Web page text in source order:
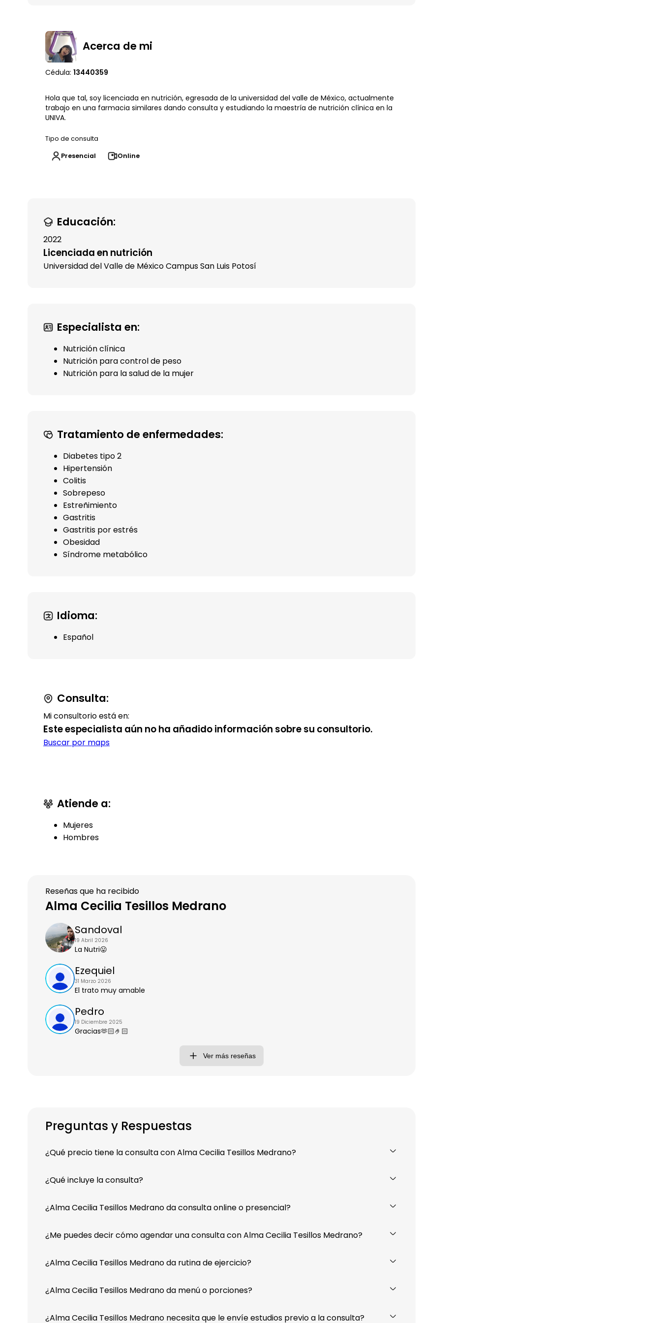
Acerca de mi
Cédula: 13440359
Hola que tal, soy licenciada en nutrición, egresada de la universidad del valle de México, actualmente
trabajo en una farmacia similares dando consulta y estudiando la maestría de nutrición clínica en la
UNIVA.
Tipo de consulta
Presencial Online
Educación:
2022
Licenciada en nutrición
Universidad del Valle de México Campus San Luis Potosí
Especialista en:
Nutrición clínica
Nutrición para control de peso
Nutrición para la salud de la mujer
Tratamiento de enfermedades:
Diabetes tipo 2
Hipertensión
Colitis
Sobrepeso
Estreñimiento
Gastritis
Gastritis por estrés
Obesidad
Síndrome metabólico
Idioma:
Español
Consulta:
Mi consultorio está en:
Este especialista aún no ha añadido información sobre su consultorio.
Buscar por maps
Atiende a:
Mujeres
Hombres
Preguntas y Respuestas
¿Qué precio tiene la consulta con Alma Cecilia Tesillos Medrano?
¿Qué incluye la consulta?
¿Alma Cecilia Tesillos Medrano da consulta online o presencial?
¿Me puedes decir cómo agendar una consulta con Alma Cecilia Tesillos Medrano?
¿Alma Cecilia Tesillos Medrano da rutina de ejercicio?
¿Alma Cecilia Tesillos Medrano da menú o porciones?
¿Alma Cecilia Tesillos Medrano necesita que le envíe estudios previo a la consulta?
Reseñas que ha recibido
Alma Cecilia Tesillos Medrano
Sandoval
19 Abril 2026
La Nutri😛
Ezequiel
31 Marzo 2026
El trato muy amable
Pedro
19 Diciembre 2025
Gracias🫶🏻🤌🏻
Ver más reseñas